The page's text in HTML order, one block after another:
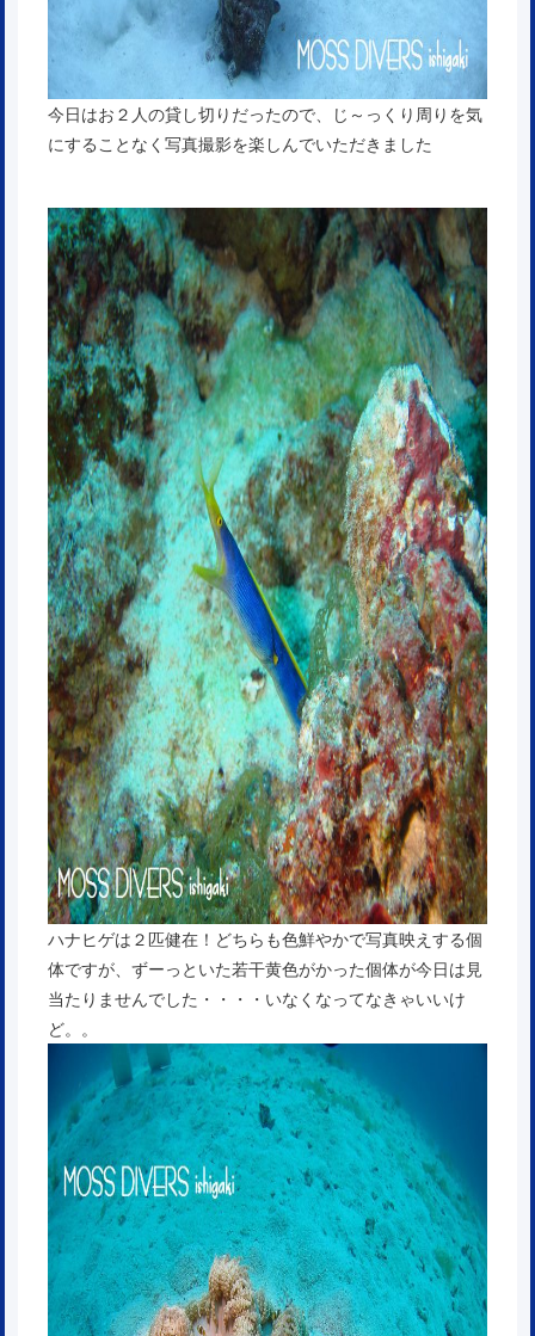
今日はお２人の貸し切りだったので、じ～っくり周りを気
にすることなく写真撮影を楽しんでいただきました
ハナヒゲは２匹健在！どちらも色鮮やかで写真映えする個
体ですが、ずーっといた若干黄色がかった個体が今日は見
当たりませんでした・・・・いなくなってなきゃいいけ
ど。。